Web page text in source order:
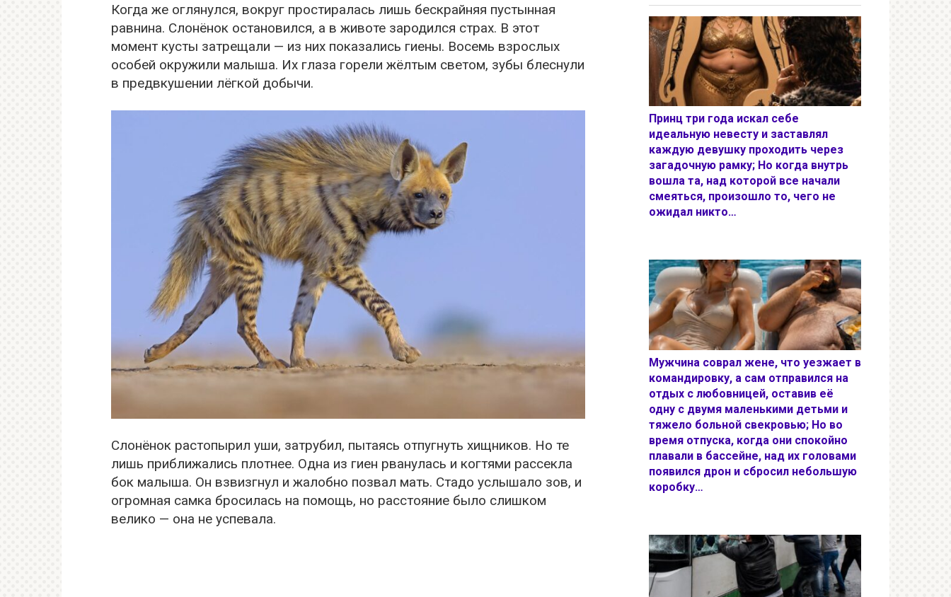
Когда же оглянулся, вокруг простиралась лишь бескрайняя пустынная
равнина. Слонёнок остановился, а в животе зародился страх. В этот
момент кусты затрещали — из них показались гиены. Восемь взрослых
особей окружили малыша. Их глаза горели жёлтым светом, зубы блеснули
в предвкушении лёгкой добычи.
Слонёнок растопырил уши, затрубил, пытаясь отпугнуть хищников. Но те
лишь приближались плотнее. Одна из гиен рванулась и когтями рассекла
бок малыша. Он взвизгнул и жалобно позвал мать. Стадо услышало зов, и
огромная самка бросилась на помощь, но расстояние было слишком
велико — она не успевала.
Принц три года искал себе
идеальную невесту и заставлял
каждую девушку проходить через
загадочную рамку; Но когда внутрь
вошла та, над которой все начали
смеяться, произошло то, чего не
ожидал никто…
Мужчина соврал жене, что уезжает в
командировку, а сам отправился на
отдых с любовницей, оставив её
одну с двумя маленькими детьми и
тяжело больной свекровью; Но во
время отпуска, когда они спокойно
плавали в бассейне, над их головами
появился дрон и сбросил небольшую
коробку…